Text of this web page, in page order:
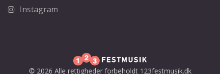
Instagram
© 2026 Alle rettigheder forbeholdt 123festmusik.dk